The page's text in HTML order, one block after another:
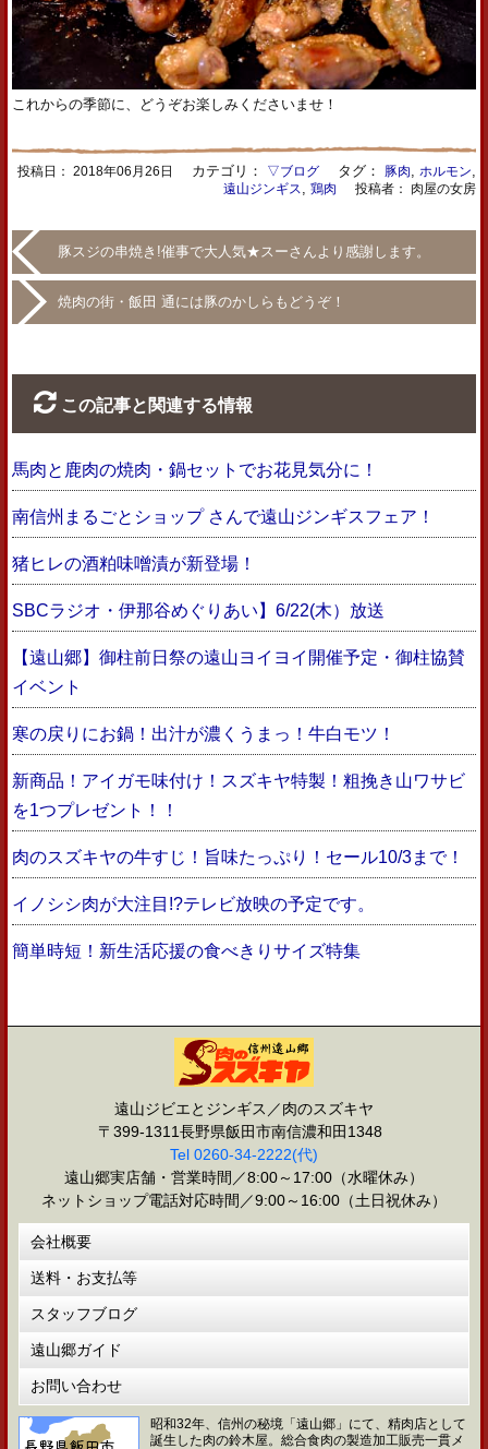
これからの季節に、どうぞお楽しみくださいませ！
投稿日： 2018年06月26日 カテゴリ： ▽ブログタグ： 豚肉 ホルモン
遠山ジンギス 鶏肉 投稿者： 肉屋の女房
豚スジの串焼き!催事で大人気★スーさんより感謝します。
焼肉の街・飯田 通には豚のかしらもどうぞ！
この記事と関連する情報
馬肉と鹿肉の焼肉・鍋セットでお花見気分に！
南信州まるごとショップ さんで遠山ジンギスフェア！
猪ヒレの酒粕味噌漬が新登場！
SBCラジオ・伊那谷めぐりあい】6/22(木）放送
【遠山郷】御柱前日祭の遠山ヨイヨイ開催予定・御柱協賛
イベント
寒の戻りにお鍋！出汁が濃くうまっ！牛白モツ！
新商品！アイガモ味付け！スズキヤ特製！粗挽き山ワサビ
を1つプレゼント！！
肉のスズキヤの牛すじ！旨味たっぷり！セール10/3まで！
イノシシ肉が大注目!?テレビ放映の予定です。
簡単時短！新生活応援の食べきりサイズ特集
遠山ジビエとジンギス／肉のスズキヤ
〒399-1311長野県飯田市南信濃和田1348
Tel 0260-34-2222(代)
遠山郷実店舗・営業時間／8:00～17:00（水曜休み）
ネットショップ電話対応時間／9:00～16:00（土日祝休み）
会社概要
送料・お支払等
スタッフブログ
遠山郷ガイド
お問い合わせ
昭和32年、信州の秘境「遠山郷」にて、精肉店として
誕生した肉の鈴木屋。総合食肉の製造加工販売一貫メ